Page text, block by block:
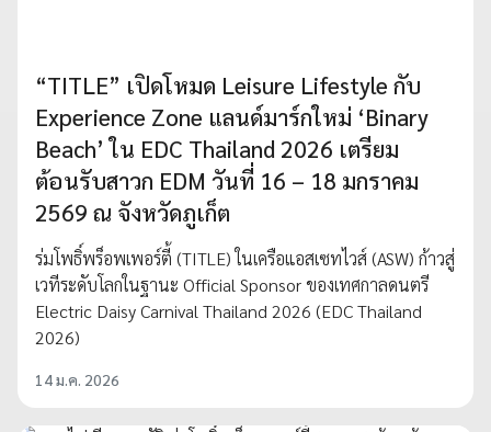
“TITLE” เปิดโหมด Leisure Lifestyle กับ
Experience Zone แลนด์มาร์กใหม่ ‘Binary
Beach’ ใน EDC Thailand 2026 เตรียม
ต้อนรับสาวก EDM วันที่ 16 – 18 มกราคม
2569 ณ จังหวัดภูเก็ต
ร่มโพธิ์พร็อพเพอร์ตี้ (TITLE) ในเครือแอสเซทไวส์ (ASW) ก้าวสู่
เวทีระดับโลกในฐานะ Official Sponsor ของเทศกาลดนตรี
Electric Daisy Carnival Thailand 2026 (EDC Thailand
2026)
14 ม.ค. 2026